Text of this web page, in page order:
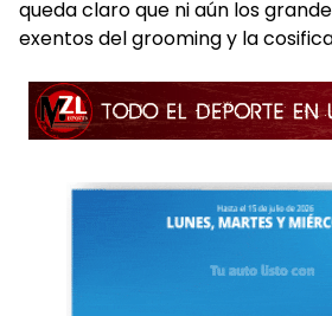
queda claro que ni aún los
exentos del grooming y la